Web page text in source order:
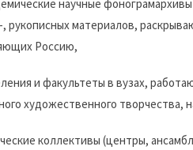
научные
рукописных материалов,
Россию,
и факультеты в вузах,
художественного творчества,
коллективы (центры,